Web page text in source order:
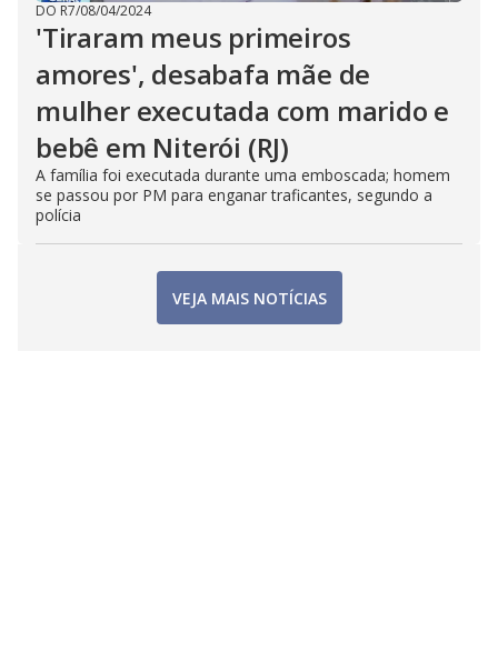
DO R7/08/04/2024
'Tiraram meus primeiros
amores', desabafa mãe de
mulher executada com marido e
bebê em Niterói (RJ)
A família foi executada durante uma emboscada; homem
se passou por PM para enganar traficantes, segundo a
polícia
VEJA MAIS NOTÍCIAS